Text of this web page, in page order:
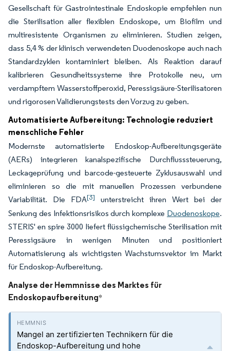
Gesellschaft für Gastrointestinale Endoskopie empfehlen nun
die Sterilisation aller flexiblen Endoskope, um Biofilm und
multiresistente Organismen zu eliminieren. Studien zeigen,
dass 5,4 % der klinisch verwendeten Duodenoskope auch nach
Standardzyklen kontaminiert bleiben. Als Reaktion darauf
kalibrieren Gesundheitssysteme ihre Protokolle neu, um
verdampftem Wasserstoffperoxid, Peressigsäure-Sterilisatoren
und rigorosen Validierungstests den Vorzug zu geben.
Automatisierte Aufbereitung: Technologie reduziert
menschliche Fehler
Modernste automatisierte Endoskop-Aufbereitungsgeräte
(AERs) integrieren kanalspezifische Durchflusssteuerung,
Leckageprüfung und barcode-gesteuerte Zyklusauswahl und
eliminieren so die mit manuellen Prozessen verbundene
Variabilität. Die FDA[3]
unterstreicht ihren Wert bei der
Senkung des Infektionsrisikos durch komplexe Duodenoskope.
STERIS' en spire 3000 liefert flüssigchemische Sterilisation mit
Peressigsäure in wenigen Minuten und positioniert
Automatisierung als wichtigsten Wachstumsvektor im Markt
für Endoskop-Aufbereitung.
Analyse der Hemmnisse des Marktes für
Endoskopaufbereitung*
Mangel an zertifizierten Technikern für die
Endoskop-Aufbereitung und hohe